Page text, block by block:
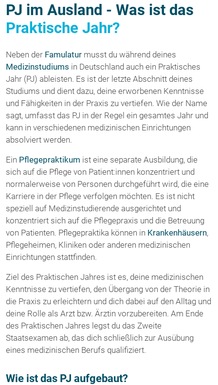
PJ im Ausland - Was ist das
Praktische Jahr?
Neben der Famulatur musst du während deines
Medizinstudiums in Deutschland auch ein Praktisches
Jahr (PJ) ableisten. Es ist der letzte Abschnitt deines
Studiums und dient dazu, deine erworbenen Kenntnisse
und Fähigkeiten in der Praxis zu vertiefen. Wie der Name
sagt, umfasst das PJ in der Regel ein gesamtes Jahr und
kann in verschiedenen medizinischen Einrichtungen
absolviert werden.
Ein Pflegepraktikum ist eine separate Ausbildung, die
sich auf die Pflege von Patient:innen konzentriert und
normalerweise von Personen durchgeführt wird, die eine
Karriere in der Pflege verfolgen möchten. Es ist nicht
speziell auf Medizinstudierende ausgerichtet und
konzentriert sich auf die Pflegepraxis und die Betreuung
von Patienten. Pflegepraktika können in Krankenhäusern,
Pflegeheimen, Kliniken oder anderen medizinischen
Einrichtungen stattfinden.
Ziel des Praktischen Jahres ist es, deine medizinischen
Kenntnisse zu vertiefen, den Übergang von der Theorie in
die Praxis zu erleichtern und dich dabei auf den Alltag und
deine Rolle als Arzt bzw. Ärztin vorzubereiten. Am Ende
des Praktischen Jahres legst du das Zweite
Staatsexamen ab, das dich schließlich zur Ausübung
eines medizinischen Berufs qualifiziert.
Wie ist das PJ aufgebaut?